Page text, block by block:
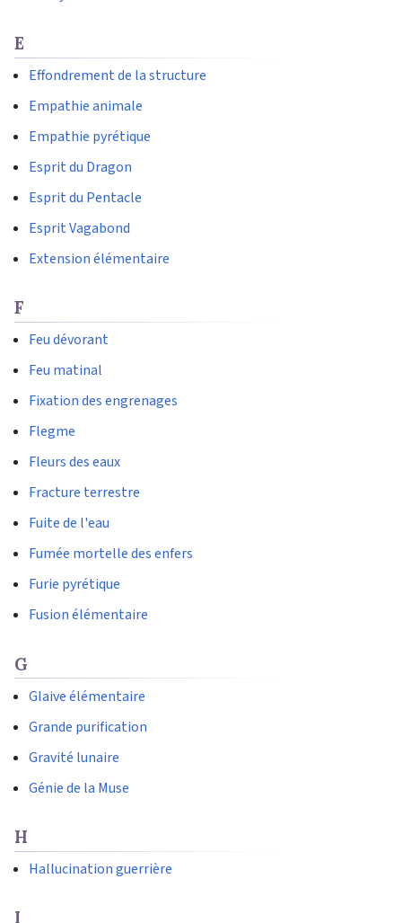
E
Effondrement de la structure
Empathie animale
Empathie pyrétique
Esprit du Dragon
Esprit du Pentacle
Esprit Vagabond
Extension élémentaire
F
Feu dévorant
Feu matinal
Fixation des engrenages
Flegme
Fleurs des eaux
Fracture terrestre
Fuite de l'eau
Fumée mortelle des enfers
Furie pyrétique
Fusion élémentaire
G
Glaive élémentaire
Grande purification
Gravité lunaire
Génie de la Muse
H
Hallucination guerrière
I